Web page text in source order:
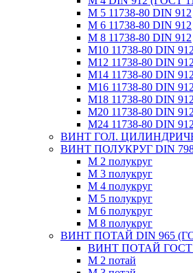
М 5 11738-80 DIN 912
М 6 11738-80 DIN 912
М 8 11738-80 DIN 912
М10 11738-80 DIN 912
М12 11738-80 DIN 912
М14 11738-80 DIN 912
М16 11738-80 DIN 912
М18 11738-80 DIN 912
М20 11738-80 DIN 912
М24 11738-80 DIN 912
ВИНТ ГОЛ.
ВИНТ ПОЛУКРУГ DIN
М 2 полукруг
М 3 полукруг
М 4 полукруг
М 5 полукруг
М 6 полукруг
М 8 полукруг
ВИНТ ПОТАЙ DIN 965
ВИНТ ПОТАЙ ГОСТ
М 2 потай